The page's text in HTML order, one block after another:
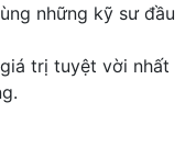
những kỹ sư đầu
trị tuyệt vời nhất